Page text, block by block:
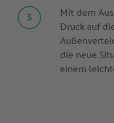
Mit dem
Druck auf
die neue
einem